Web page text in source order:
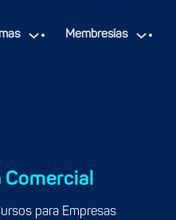
Membresías
Comercial
para Empresas